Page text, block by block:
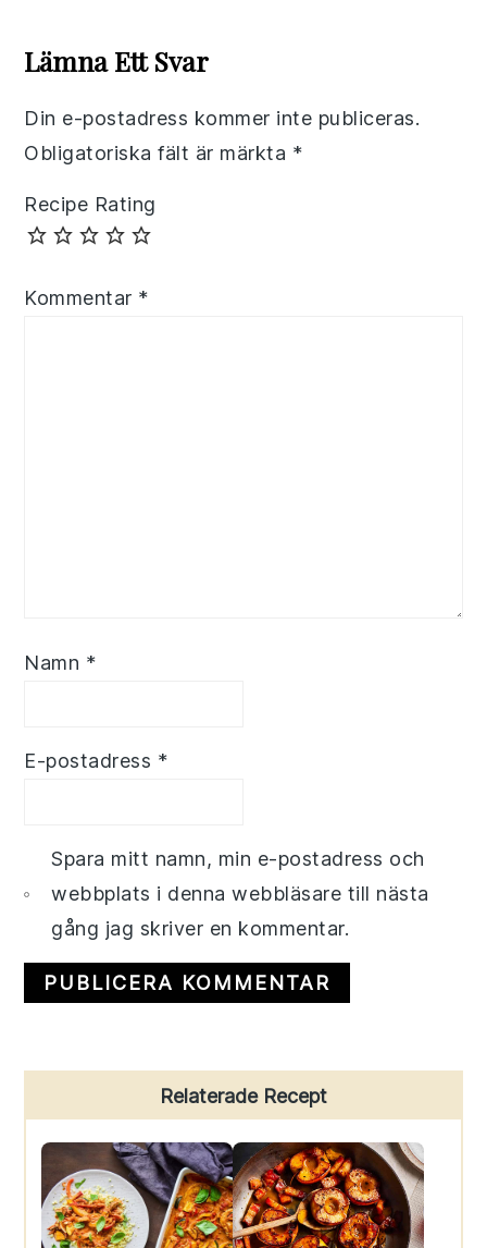
Interactions
Lämna Ett Svar
Din e-postadress kommer inte publiceras.
Obligatoriska fält är märkta *
Recipe Rating
Kommentar *
Namn *
E-postadress *
Spara mitt namn, min e-postadress och
webbplats i denna webbläsare till nästa
gång jag skriver en kommentar.
Sidebar
Relaterade Recept